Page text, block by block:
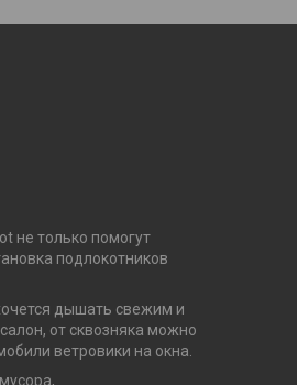
не только помогут
подлокотников
дышать свежим и
от сквозняка можно
ветровики на окна.